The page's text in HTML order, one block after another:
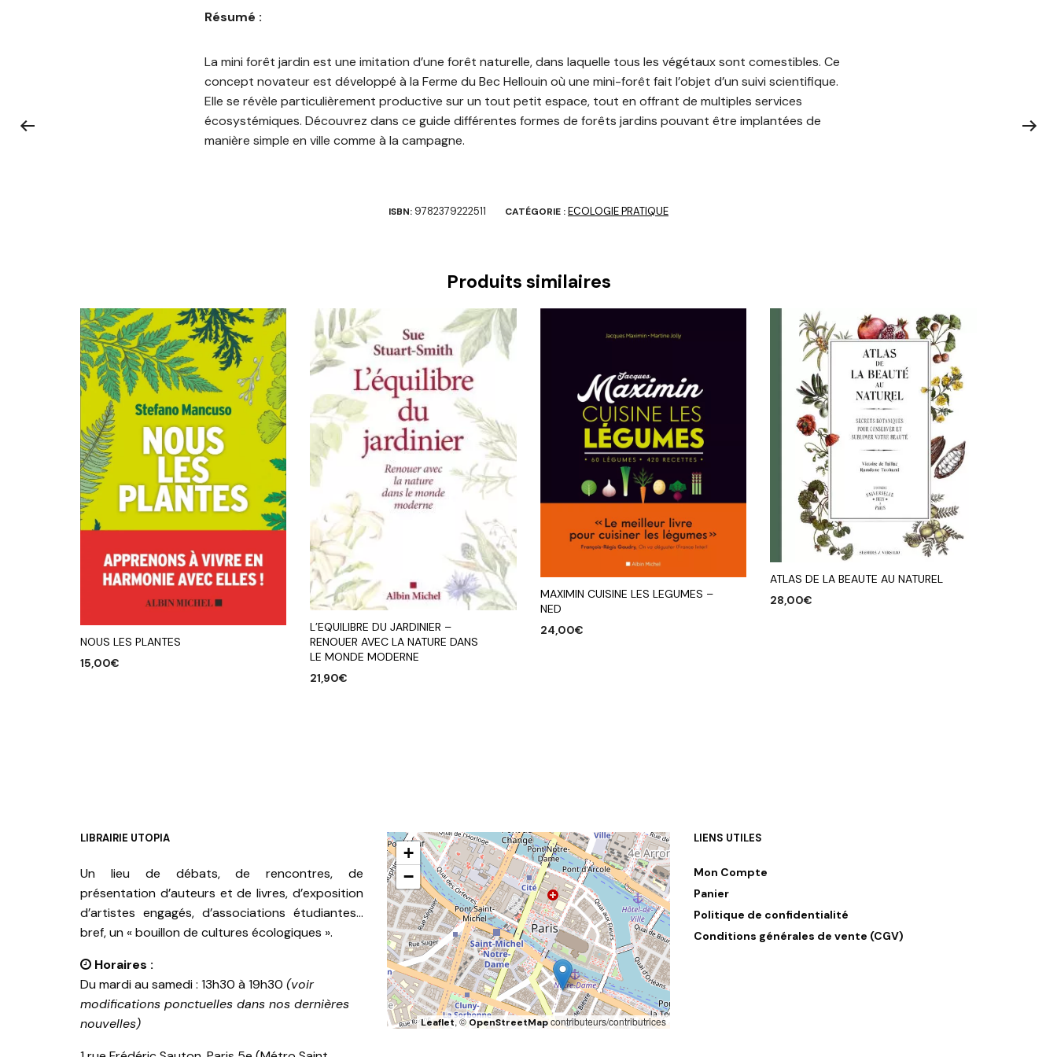
Résumé :
La mini forêt jardin est une imitation d’une forêt naturelle, dans laquelle tous les végétaux sont comestibles. Ce
concept novateur est développé à la Ferme du Bec Hellouin où une mini-forêt fait l’objet d’un suivi scientifique.
Elle se révèle particulièrement productive sur un tout petit espace, tout en offrant de multiples services
écosystémiques. Découvrez dans ce guide différentes formes de forêts jardins pouvant être implantées de
manière simple en ville comme à la campagne.
ISBN: 9782379222511 CATÉGORIE :ECOLOGIE PRATIQUE
Produits similaires
NOUS LES PLANTES
15,00€
L’EQUILIBRE DU JARDINIER –
RENOUER AVEC LA NATURE DANS
LE MONDE MODERNE
21,90€
MAXIMIN CUISINE LES LEGUMES –
NED
24,00€
ATLAS DE LA BEAUTE AU NATUREL
28,00€
LIBRAIRIE UTOPIA
Un lieu de débats, de rencontres, de
présentation d’auteurs et de livres, d’exposition
d’artistes engagés, d’associations étudiantes…
bref, un « bouillon de cultures écologiques ».
Horaires :
Du mardi au samedi : 13h30 à 19h30 (voir
modifications ponctuelles dans nos dernières
nouvelles)
+
−
Leaflet, ©OpenStreetMapcontributeurs/contributrices
LIENS UTILES
Mon Compte
Panier
Politique de confidentialité
Conditions générales de vente (CGV)